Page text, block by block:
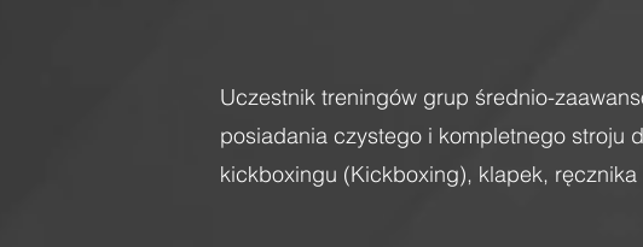
Uczestnik treningów grup średnio-
posiadania czystego i kompletnego stroju
kickboxingu (Kickboxing), klapek,